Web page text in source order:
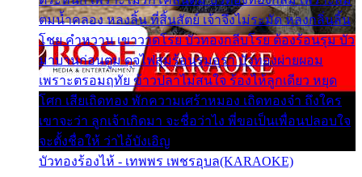
ตมน้ำคลอง หลงลิ้น ที่สิ้นสัตย์ เจ้าจึงไม่ระมัด หลงกลิ่นลิ้น
โชย คำหวาน เขาวาดโรย บัวทองกลีบโรย ต้องร้อนรุม บัว
มาบานก่อนตูม ดุจไฟสุมร้อนรุมอุรา บัวทองผ่ายผอม
เพราะตรอมฤทัย ข้าวปลาไม่สนใจ ร้องไห้ลูกเดียว หยุด
โศก เสียเถิดทอง พักความเศร้าหมอง เถิดทองจ๋า ถึงใคร
เขาจะว่า ลูกเจ้าเกิดมา จะชื่อว่าไง พี่ขอเป็นเพื่อนปลอบใจ
จะตั้งชื่อให้ ว่าไอ้บังเอิญ
บัวทองร้องไห้ - เทพพร เพชรอุบล(KARAOKE)